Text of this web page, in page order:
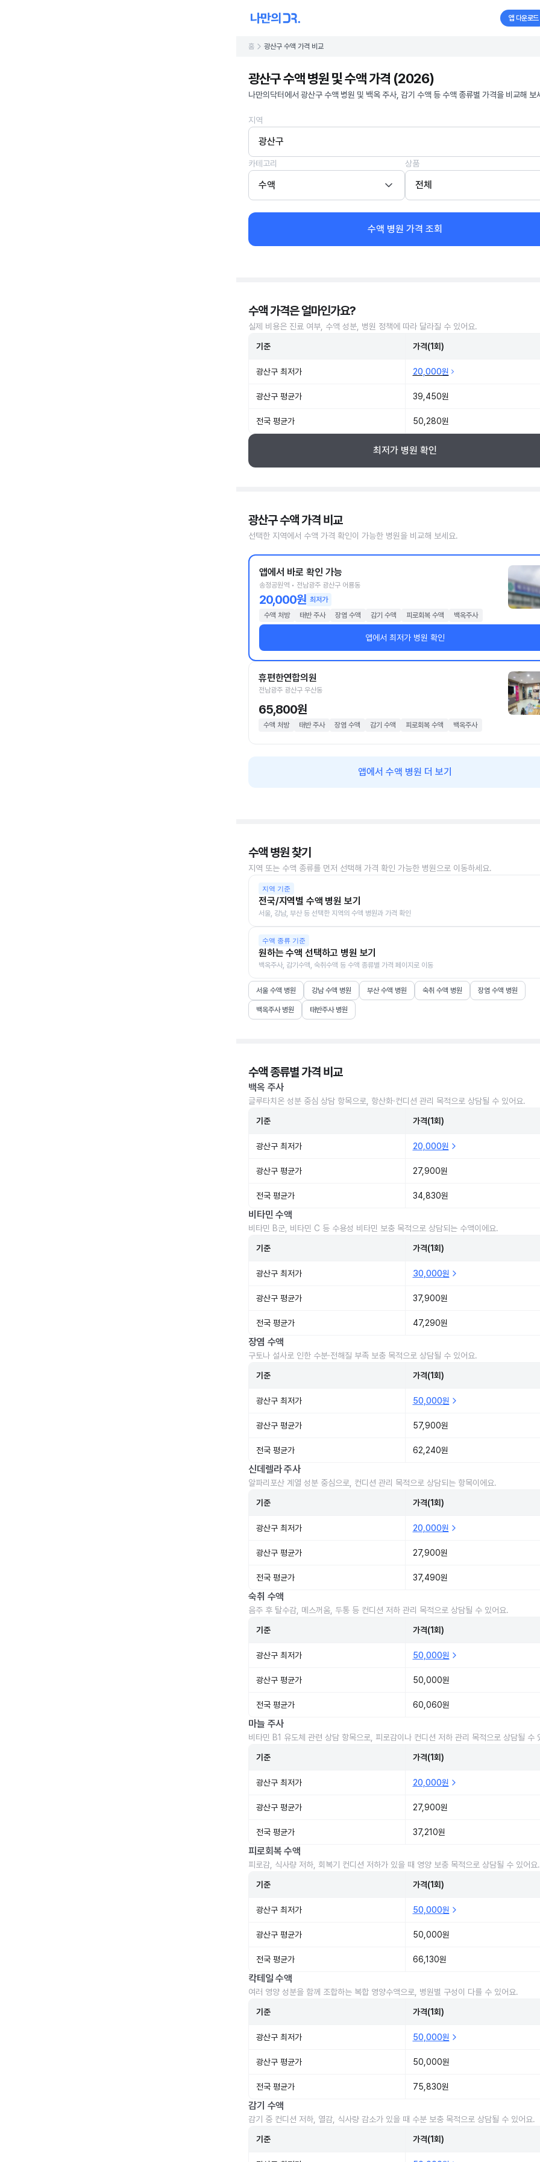
앱 다운로드
홈 광산구 수액 가격 비교
광산구 수액 병원 및 수액 가격 (2026)
나만의닥터에서 광산구 수액 병원 및 백옥 주사, 감기 수액 등 수액 종류별 가격을 비교해 보
지역
광산구
카테고리
수액
상품
전체
수액 병원 가격 조회
수액 가격은 얼마인가요?
실제 비용은 진료 여부, 수액 성분, 병원 정책에 따라 달라질 수 있어요.
기준 가격(1회)
광산구 최저가 20,000원
광산구 평균가 39,450원
전국 평균가 50,280원
최저가 병원 확인
광산구 수액 가격 비교
선택한 지역에서 수액 가격 확인이 가능한 병원을 비교해 보세요.
앱에서 바로 확인 가능
송정공원역 • 전남광주 광산구 어룡동
20,000원 최저가
수액 처방
태반 주사 장염 수액 감기 수액 피로회복 수액 백옥주사
앱에서 최저가 병원 확인
휴편한연합의원
전남광주 광산구 우산동
65,800원
수액 처방 태반 주사 장염 수액 감기 수액 피로회복 수액 백옥주사
앱에서 수액 병원 더 보기
수액 병원 찾기
지역 또는 수액 종류를 먼저 선택해 가격 확인 가능한 병원으로 이동하세요.
지역 기준
전국/지역별 수액 병원 보기
서울, 강남, 부산 등 선택한 지역의 수액 병원과 가격 확인
수액 종류 기준
원하는 수액 선택하고 병원 보기
백옥주사, 감기수액, 숙취수액 등 수액 종류별 가격 페이지로 이동
서울 수액 병원 강남 수액 병원 부산 수액 병원 숙취 수액 병원 장염 수액 병원
백옥주사 병원 태반주사 병원
수액 종류별 가격 비교
백옥 주사
글루타치온 성분 중심 상담 항목으로, 항산화·컨디션 관리 목적으로 상담될 수 있어요.
기준 가격(1회)
광산구 최저가 20,000원
광산구 평균가 27,900원
전국 평균가 34,830원
비타민 수액
비타민 B군, 비타민 C 등 수용성 비타민 보충 목적으로 상담되는 수액이에요.
기준 가격(1회)
광산구 최저가 30,000원
광산구 평균가 37,900원
전국 평균가 47,290원
장염 수액
구토나 설사로 인한 수분·전해질 부족 보충 목적으로 상담될 수 있어요.
기준 가격(1회)
광산구 최저가 50,000원
광산구 평균가 57,900원
전국 평균가 62,240원
신데렐라 주사
알파리포산 계열 성분 중심으로, 컨디션 관리 목적으로 상담되는 항목이에요.
기준 가격(1회)
광산구 최저가 20,000원
광산구 평균가 27,900원
전국 평균가 37,490원
숙취 수액
음주 후 탈수감, 메스꺼움, 두통 등 컨디션 저하 관리 목적으로 상담될 수 있어요.
기준 가격(1회)
광산구 최저가 50,000원
광산구 평균가 50,000원
전국 평균가 60,060원
마늘 주사
비타민 B1 유도체 관련 상담 항목으로, 피로감이나 컨디션 저하 관리 목적으로 상담될 수
기준 가격(1회)
광산구 최저가 20,000원
광산구 평균가 27,900원
전국 평균가 37,210원
피로회복 수액
피로감, 식사량 저하, 회복기 컨디션 저하가 있을 때 영양 보충 목적으로 상담될 수 있어요.
기준 가격(1회)
광산구 최저가 50,000원
광산구 평균가 50,000원
전국 평균가 66,130원
칵테일 수액
여러 영양 성분을 함께 조합하는 복합 영양수액으로, 병원별 구성이 다를 수 있어요.
기준 가격(1회)
광산구 최저가 50,000원
광산구 평균가 50,000원
전국 평균가 75,830원
감기 수액
감기 중 컨디션 저하, 열감, 식사량 감소가 있을 때 수분 보충 목적으로 상담될 수 있어요.
기준 가격(1회)